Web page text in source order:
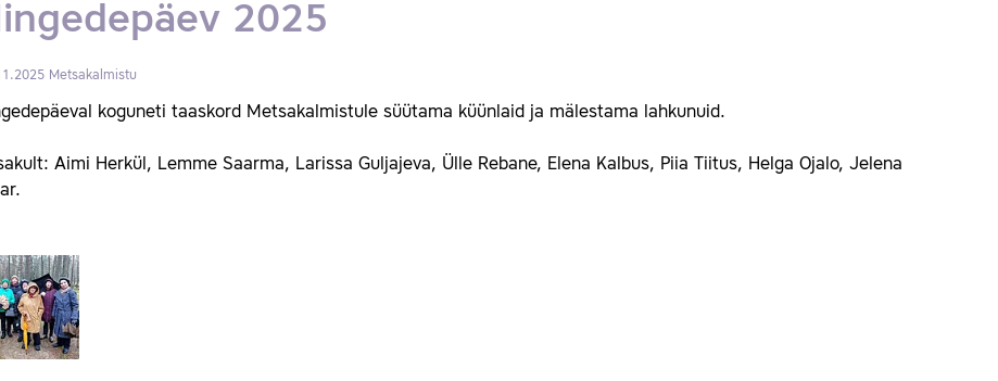
2025
Metsakalmistu
koguneti taaskord Metsakalmistule süütama küünlaid ja mälestama lahkunuid.
Aimi Herkül, Lemme Saarma, Larissa Guljajeva, Ülle Rebane, Elena Kalbus, Piia Tiitus, Helga Ojalo, Jelena